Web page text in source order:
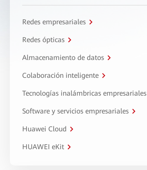
Redes empresariales
Redes ópticas
Almacenamiento de datos
Colaboración inteligente
Tecnologías inalámbricas empresariales
Software y servicios empresariales
Huawei Cloud
HUAWEI eKit